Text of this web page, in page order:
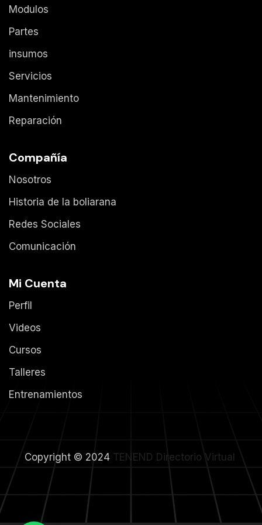
Modulos
Partes
insumos
Servicios
Mantenimiento
Reparación
Compañía
Nosotros
Historia de la boliarana
Redes Sociales
Comunicación
Mi Cuenta
Perfil
Videos
Cursos
Talleres
Entrenamientos
Copyright © 2024 TENEND Directorio Virtual